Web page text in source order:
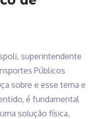
superintendente
Públicos
sobre e esse tema e
é fundamental
solução física,